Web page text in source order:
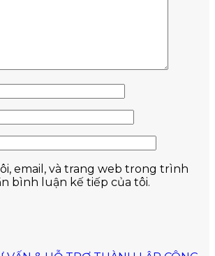
email, và trang web trong trình
bình luận kế tiếp của tôi.